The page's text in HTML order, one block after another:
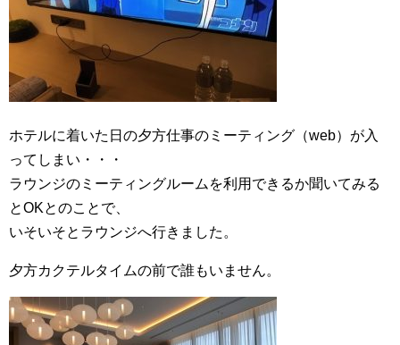
ホテルに着いた日の夕方仕事のミーティング（web）が入
ってしまい・・・
ラウンジのミーティングルームを利用できるか聞いてみる
とOKとのことで、
いそいそとラウンジへ行きました。
夕方カクテルタイムの前で誰もいません。